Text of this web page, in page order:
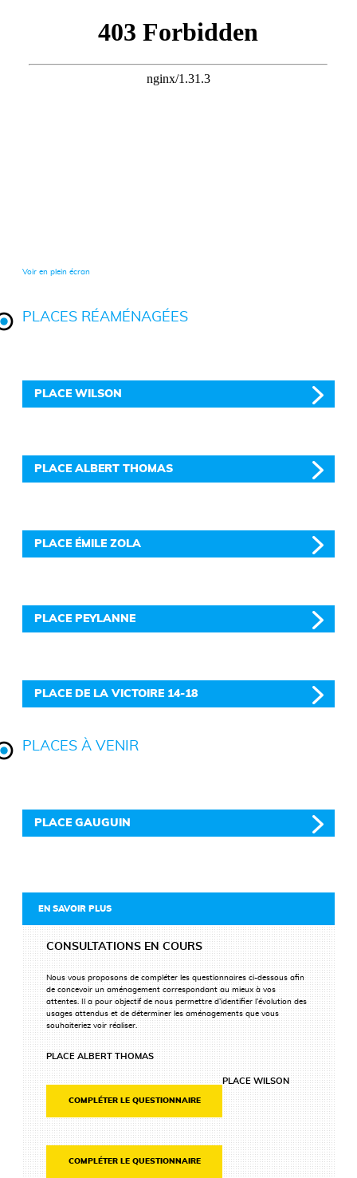
Voir en plein écran
PLACES RÉAMÉNAGÉES
PLACE WILSON
PLACE ALBERT THOMAS
PLACE ÉMILE ZOLA
PLACE PEYLANNE
PLACE DE LA VICTOIRE 14-18
PLACES À VENIR
PLACE GAUGUIN
EN SAVOIR PLUS
CONSULTATIONS EN COURS
Nous vous proposons de compléter les questionnaires ci-dessous afin
de concevoir un aménagement correspondant au mieux à vos
attentes. Il a pour objectif de nous permettre d’identifier l’évolution des
usages attendus et de déterminer les aménagements que vous
souhaiteriez voir réaliser.
PLACE ALBERT THOMAS
COMPLÉTER LE QUESTIONNAIRE
PLACE WILSON
COMPLÉTER LE QUESTIONNAIRE